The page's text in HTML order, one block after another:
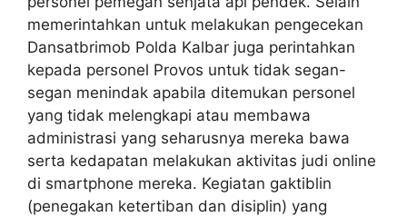
memerintahkan untuk melakukan pengecekan
Dansatbrimob Polda Kalbar juga perintahkan
kepada personel Provos untuk tidak segan-
segan menindak apabila ditemukan personel
yang tidak melengkapi atau membawa
administrasi yang seharusnya mereka bawa
serta kedapatan melakukan aktivitas judi online
di smartphone mereka. Kegiatan gaktiblin
(penegakan ketertiban dan disiplin) yang